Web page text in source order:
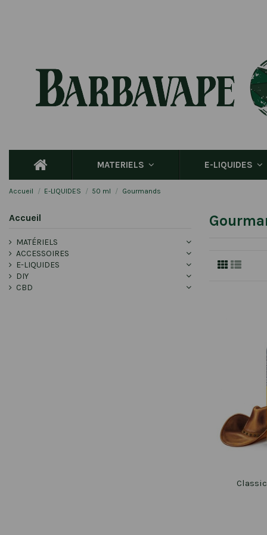
MATERIELS E-LIQUIDES
Accueil E-LIQUIDES 50 ml Gourmands
Accueil
MATÉRIELS
ACCESSOIRES
E-LIQUIDES
DIY
CBD